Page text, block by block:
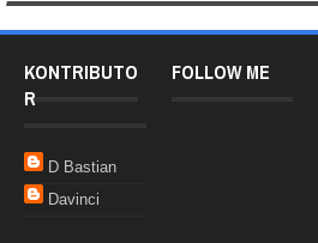
KONTRIBUTO
R
D Bastian
Davinci
FOLLOW ME